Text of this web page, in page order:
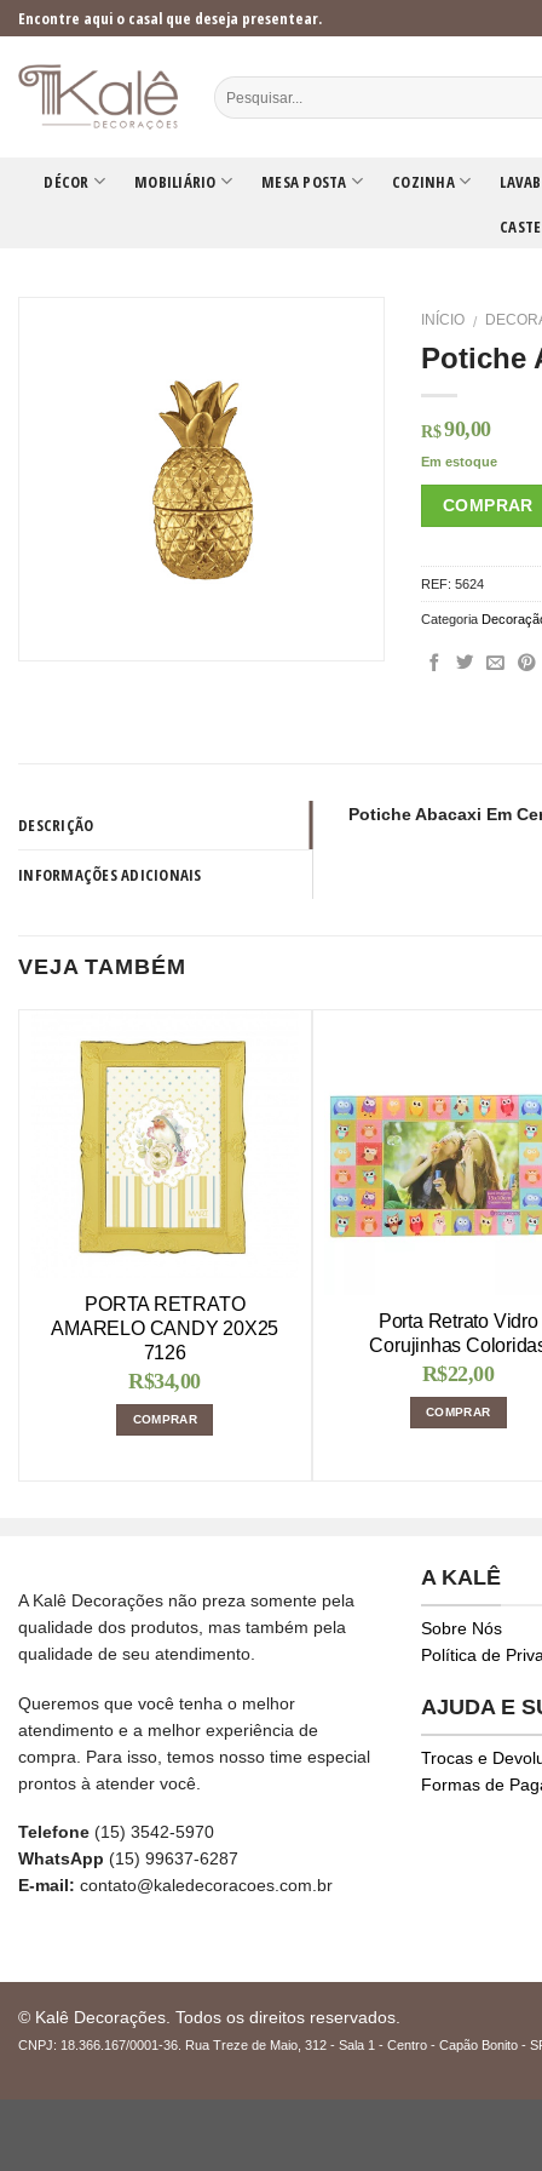
Skip
to
content
Encontre aqui o casal que deseja presentear.
DÉCOR MOBILIÁRIO MESA POSTA COZINHA
INÍCIO /
Potiche
R$ 90,00
Em estoque
COMPRAR
REF:5624
Categoria
DESCRIÇÃO
INFORMAÇÕES ADICIONAIS
Potiche Abacaxi Em
VEJA TAMBÉM
PORTA RETRATO
AMARELO CANDY 20X25
7126
R$34,00
COMPRAR
Porta Retrato Vidro
Corujinhas
R$22,00
COMPRAR
A Kalê Decorações não preza somente pela
qualidade dos produtos, mas também pela
qualidade de seu atendimento.
Queremos que você tenha o melhor
atendimento e a melhor experiência de
compra. Para isso, temos nosso time especial
prontos à atender você.
Telefone (15) 3542-5970
WhatsApp (15) 99637-6287
E-mail: contato@kaledecoracoes.com.br
A KALÊ
Sobre Nós
Política de
AJUDA E
Trocas e
Formas de
© Kalê Decorações. Todos os direitos reservados.
CNPJ: 18.366.167/0001-36. Rua Treze de Maio, 312 - Sala 1 - Centro - Capão Bonito -